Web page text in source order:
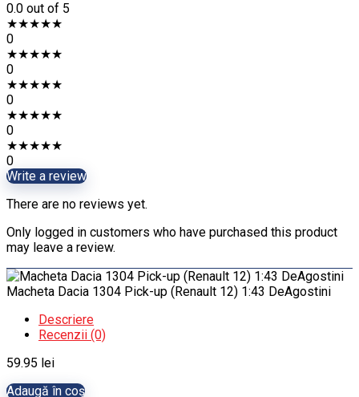
0.0 out of 5
★★★★★
0
★★★★★
0
★★★★★
0
★★★★★
0
★★★★★
0
Write a review
There are no reviews yet.
Only logged in customers who have purchased this product
may leave a review.
Macheta Dacia 1304 Pick-up (Renault 12) 1:43 DeAgostini
Descriere
Recenzii (0)
59.95 lei
Adaugă în coș